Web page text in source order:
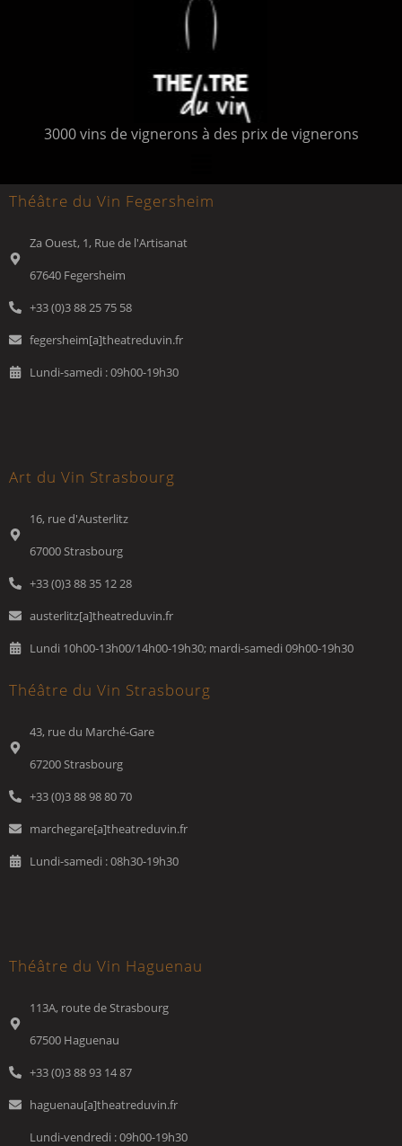
3000 vins de vignerons à des prix de vignerons
Théâtre du Vin Fegersheim
Za Ouest, 1, Rue de l'Artisanat
67640 Fegersheim
+33 (0)3 88 25 75 58
fegersheim[a]theatreduvin.fr
Lundi-samedi : 09h00-19h30
Art du Vin Strasbourg
16, rue d'Austerlitz
67000 Strasbourg
+33 (0)3 88 35 12 28
austerlitz[a]theatreduvin.fr
Lundi 10h00-13h00/14h00-19h30; mardi-samedi 09h00-19h30
Théâtre du Vin Strasbourg
43, rue du Marché-Gare
67200 Strasbourg
+33 (0)3 88 98 80 70
marchegare[a]theatreduvin.fr
Lundi-samedi : 08h30-19h30
Théâtre du Vin Haguenau
113A, route de Strasbourg
67500 Haguenau
+33 (0)3 88 93 14 87
haguenau[a]theatreduvin.fr
Lundi-vendredi : 09h00-19h30